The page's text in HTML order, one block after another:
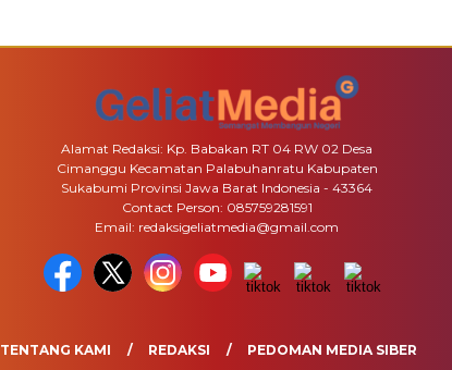
Alamat Redaksi: Kp. Babakan RT 04 RW 02 Desa
Cimanggu Kecamatan Palabuhanratu Kabupaten
Sukabumi Provinsi Jawa Barat Indonesia - 43364
Contact Person: 085759281591
Email: redaksigeliatmedia@gmail.com
TENTANG KAMI REDAKSI PEDOMAN MEDIA SIBER